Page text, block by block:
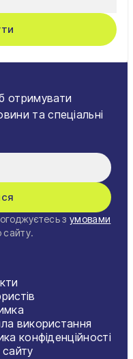
отримувати
та спеціальні
з умовами
сайту.
використання
конфіденційності